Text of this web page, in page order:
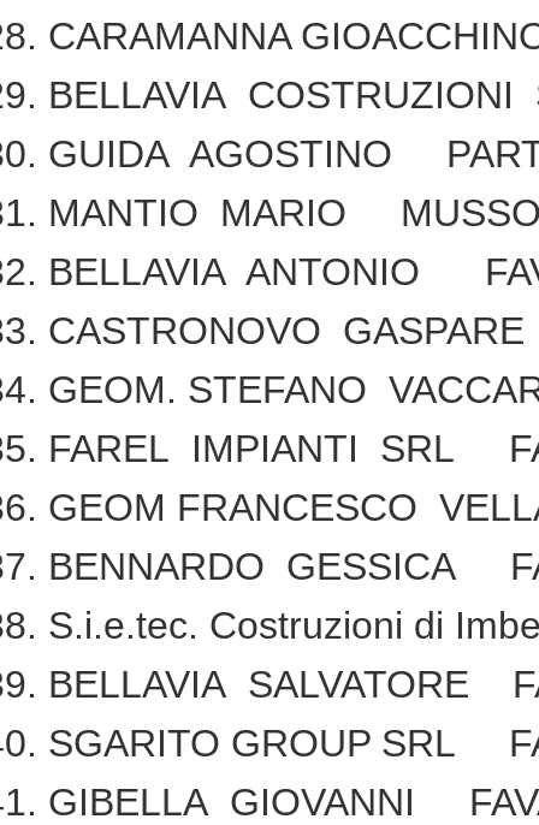
CARAMANNA
BELLAVIA
GUIDA AGOSTINO
MANTIO MARIO
BELLAVIA ANTONIO
CASTRONOVO
GEOM. STEFANO
FAREL IMPIANTI SRL
GEOM FRANCESCO
BENNARDO GESSICA
S.i.e.tec. Costruzioni di
BELLAVIA SALVATORE
SGARITO GROUP SRL
GIBELLA GIOVANNI